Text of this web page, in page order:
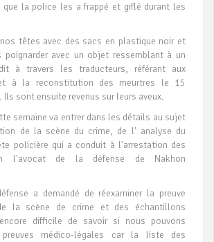
que la police les a frappé et giflé durant les
têtes avec des sacs en plastique noir et
poignarder avec un objet ressemblant à un
à travers les traducteurs, référant aux
à la reconstitution des meurtres le 15
sont ensuite revenus sur leurs aveux.
semaine va entrer dans les détails au sujet
de la scène du crime, de l' analyse du
policière qui a conduit à l'arrestation des
l'avocat de la défense de Nakhon
a demandé de réexaminer la preuve
la scène de crime et des échantillons
difficile de savoir si nous pouvons
preuves médico-légales car la liste des